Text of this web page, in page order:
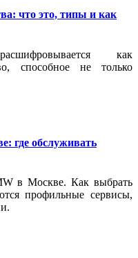
что это, типы и как
как
способное не только
где обслуживать
в Москве. Как выбрать
профильные сервисы,